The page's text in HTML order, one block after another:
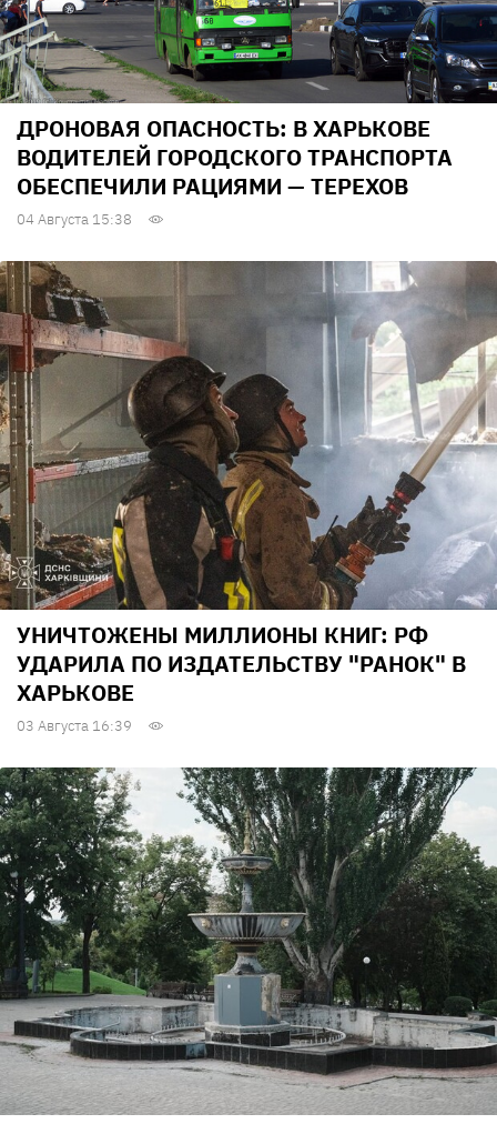
ДРОНОВАЯ ОПАСНОСТЬ: В ХАРЬКОВЕ
ВОДИТЕЛЕЙ ГОРОДСКОГО ТРАНСПОРТА
ОБЕСПЕЧИЛИ РАЦИЯМИ — ТЕРЕХОВ
04 Августа 15:38
УНИЧТОЖЕНЫ МИЛЛИОНЫ КНИГ: РФ
УДАРИЛА ПО ИЗДАТЕЛЬСТВУ "РАНОК" В
ХАРЬКОВЕ
03 Августа 16:39